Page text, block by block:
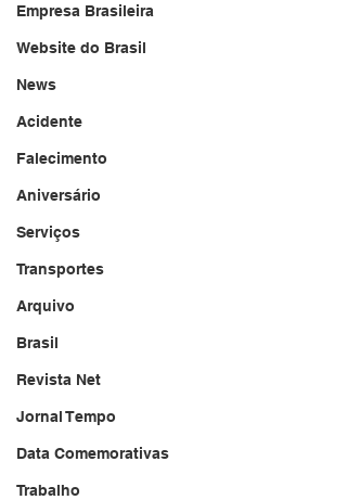
Empresa Brasileira
Website do Brasil
News
Acidente
Falecimento
Aniversário
Serviços
Transportes
Arquivo
Brasil
Revista Net
Jornal Tempo
Data Comemorativas
Trabalho